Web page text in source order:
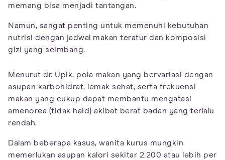
memang bisa menjadi tantangan.
Namun, sangat penting untuk memenuhi kebutuhan
nutrisi dengan jadwal makan teratur dan komposisi
gizi yang seimbang.
Menurut dr. Upik, pola makan yang bervariasi dengan
asupan karbohidrat, lemak sehat, serta frekuensi
makan yang cukup dapat membantu mengatasi
amenorea (tidak haid) akibat berat badan yang terlalu
rendah.
Dalam beberapa kasus, wanita kurus mungkin
memerlukan asupan kalori sekitar 2.200 atau lebih per